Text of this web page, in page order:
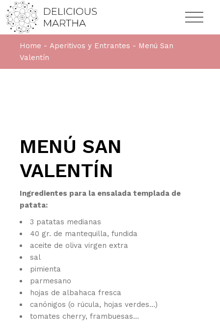
Home Aperitivos y Entrantes
Menú San
Valentín
MENÚ SAN
VALENTÍN
Ingredientes para la ensalada templada de
patata:
3 patatas medianas
40 gr. de mantequilla, fundida
aceite de oliva virgen extra
sal
pimienta
parmesano
hojas de albahaca fresca
canónigos (o rúcula, hojas verdes…)
tomates cherry, frambuesas…